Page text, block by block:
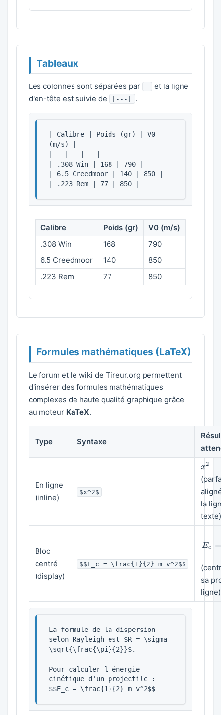
Tableaux
Les colonnes sont séparées par
et la ligne
d'en-tête est suivie de
|---| .
| Calibre | Poids (gr) | V0
(m/s) |
|---|---|---|
| .308 Win | 168 | 790 |
| 6.5 Creedmoor | 140 | 850 |
| .223 Rem | 77 | 850 |
Calibre Poids (gr)
V0 (m/s)
.308 Win
168
790
6.5 Creedmoor
140
850
.223 Rem
77 850
Formules mathématiques (LaTeX)
Le forum et le wiki de Tireur.org permettent
d'insérer des formules mathématiques
complexes de haute qualité graphique grâce
au moteur KaTeX.
Type Syntaxe
En ligne
(inline)
$x^2$
x^2
x2
la
texte)
Bloc
centré
(display)
$$E_c = \frac{1}{2} m v^2$$
Ec =
sa
ligne)
La formule de la dispersion
selon Rayleigh est $R = \sigma
\sqrt{\frac{\pi}{2}}$.
Pour calculer l'énergie
cinétique d'un projectile :
$$E_c = \frac{1}{2} m v^2$$